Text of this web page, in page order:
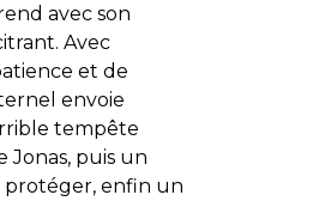
avec son
Avec
et de
envoie
tempête
puis un
protéger, enfin un